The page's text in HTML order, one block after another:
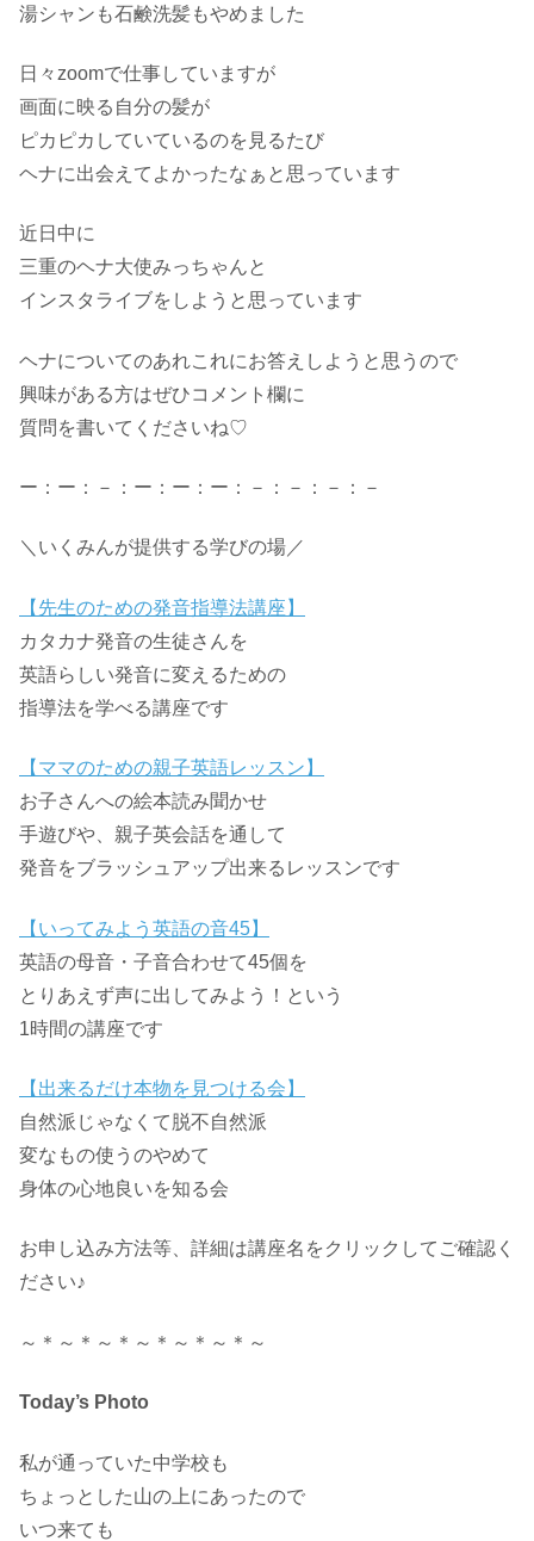
湯シャンも石鹸洗髪もやめました
日々zoomで仕事していますが
画面に映る自分の髪が
ピカピカしていているのを見るたび
ヘナに出会えてよかったなぁと思っています
近日中に
三重のヘナ大使みっちゃんと
インスタライブをしようと思っています
ヘナについてのあれこれにお答えしようと思うので
興味がある方はぜひコメント欄に
質問を書いてくださいね♡
ー：ー：－：ー：ー：ー：－：－：－：－
＼いくみんが提供する学びの場／
【先生のための発音指導法講座】
カタカナ発音の生徒さんを
英語らしい発音に変えるための
指導法を学べる講座です
【ママのための親子英語レッスン】
お子さんへの絵本読み聞かせ
手遊びや、親子英会話を通して
発音をブラッシュアップ出来るレッスンです
【いってみよう英語の音45】
英語の母音・子音合わせて45個を
とりあえず声に出してみよう！という
1時間の講座です
【出来るだけ本物を見つける会】
自然派じゃなくて脱不自然派
変なもの使うのやめて
身体の心地良いを知る会
お申し込み方法等、詳細は講座名をクリックしてご確認く
ださい♪
～＊～＊～＊～＊～＊～＊～
Today’s Photo
私が通っていた中学校も
ちょっとした山の上にあったので
いつ来ても